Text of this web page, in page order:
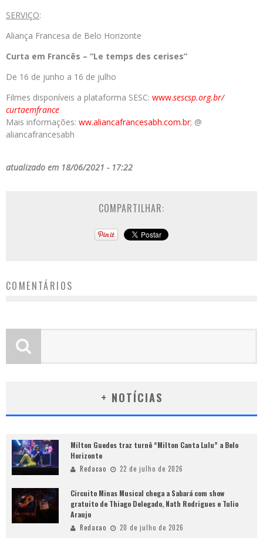
SERVIÇO:
Aliança Francesa de Belo Horizonte
Curta em Francês – “Le temps des cerises”
De 16 de junho a 16 de julho
Filmes disponíveis a plataforma SESC: www.sescsp.org.br/
curtaemfrance
Mais informações: ww.aliancafrancesabh.com.br; @
aliancafrancesabh
atualizado em 18/06/2021 - 17:22
COMPARTILHAR:
COMENTÁRIOS
+ NOTÍCIAS
Milton Guedes traz turnê “Milton Canta Lulu” a Belo
Horizonte
Redacao 22 de julho de 2026
Circuito Minas Musical chega a Sabará com show
gratuito de Thiago Delegado, Nath Rodrigues e Tulio
Araujo
Redacao 20 de julho de 2026